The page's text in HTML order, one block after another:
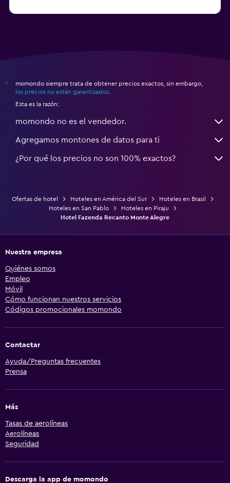
*
momondo siempre trata de obtener precios exactos, sin embargo,
los precios no están garantizados
Esta es la razón:
momondo no es el vendedor.
Agregamos montones de datos para ti
¿Por qué los precios no son 100% exactos?
Ofertas de hotel Hoteles en América del Sur
Hoteles en Brasil
Hoteles en San Pablo
Hoteles en Piraju
Hotel Fazenda Recanto Monte Alegre
Nuestra empresa
Quiénes somos
Empleo
Móvil
Cómo funcionan nuestros servicios
Códigos promocionales momondo
Contactar
Ayuda/Preguntas frecuentes
Prensa
Más
Tasas de aerolíneas
Aerolíneas
Seguridad
Descarga la app de momondo